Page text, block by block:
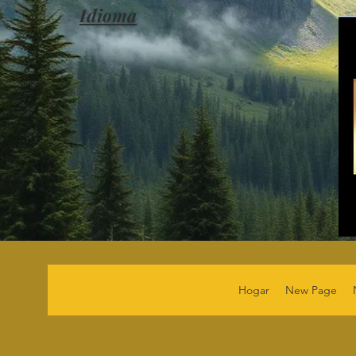
Idioma
Hogar New Page